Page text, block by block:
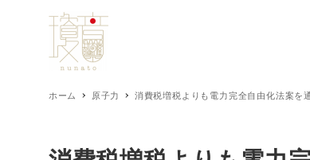
ホーム 原子力 消費税増税よりも電力完全自由化法案を